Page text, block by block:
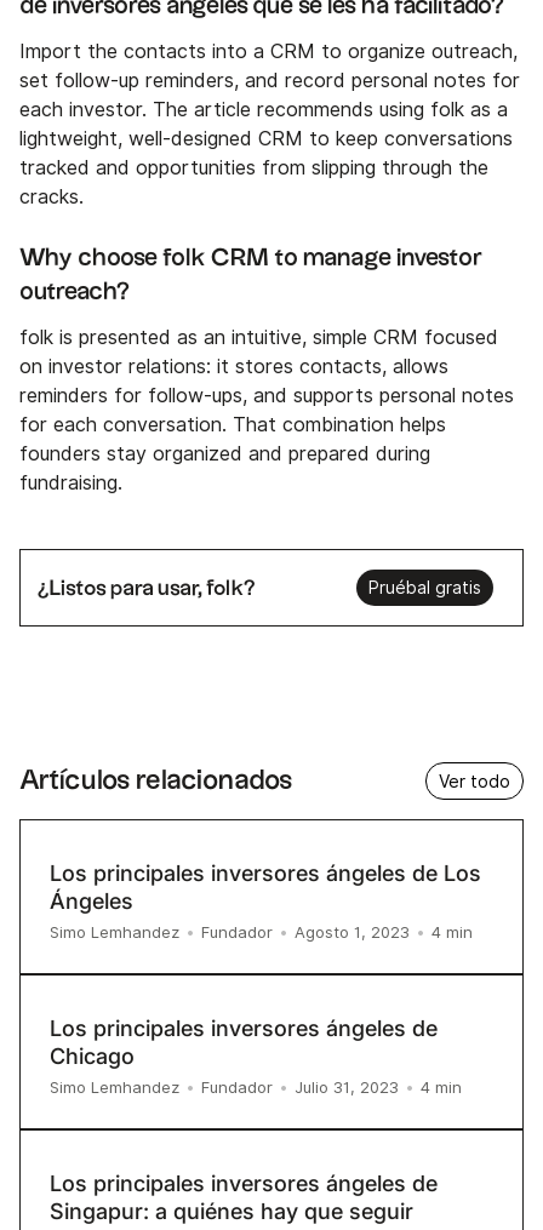
de inversores ángeles que se les ha facilitado?
Import the contacts into a CRM to organize outreach,
set follow-up reminders, and record personal notes for
each investor. The article recommends using folk as a
lightweight, well-designed CRM to keep conversations
tracked and opportunities from slipping through the
cracks.
Why choose folk CRM to manage investor
outreach?
folk is presented as an intuitive, simple CRM focused
on investor relations: it stores contacts, allows
reminders for follow-ups, and supports personal notes
for each conversation. That combination helps
founders stay organized and prepared during
fundraising.
¿Listos para usar, folk? Pruébal gratis
Artículos relacionados Ver todo
Los principales inversores ángeles de Los
Ángeles
Simo Lemhandez • Fundador • Agosto 1, 2023 • 4 min
Los principales inversores ángeles de
Chicago
Simo Lemhandez • Fundador • Julio 31, 2023 • 4 min
Los principales inversores ángeles de
Singapur: a quiénes hay que seguir